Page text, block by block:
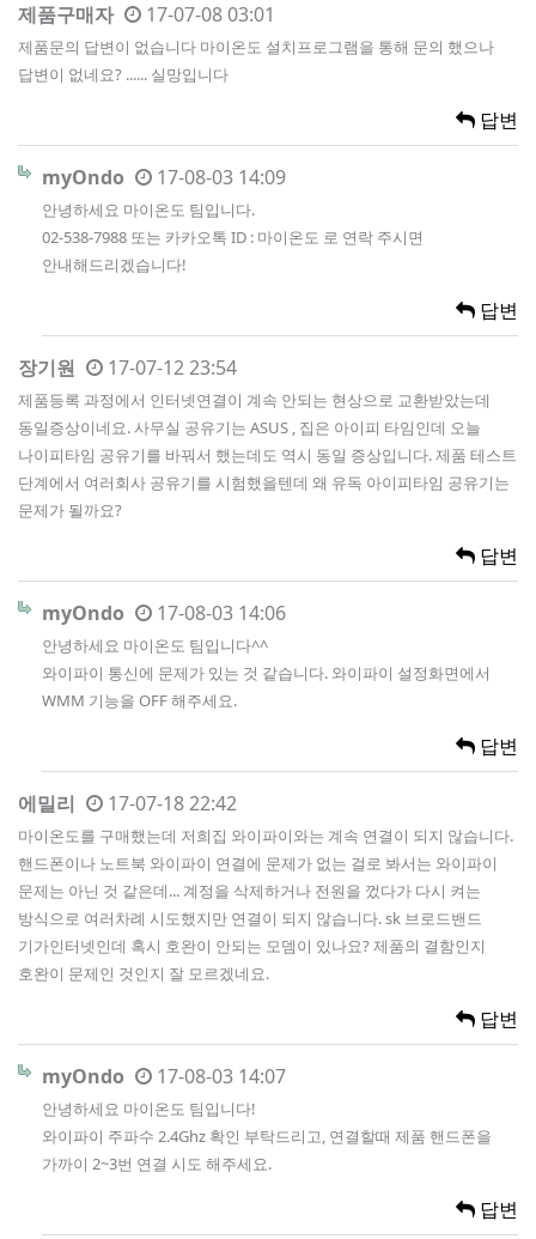
제품구매자 17-07-08 03:01
제품문의 답변이 없습니다 마이온도 설치프로그램을 통해 문의 했으나
답변이 없네요? ...... 실망입니다
답변
myOndo 17-08-03 14:09
안녕하세요 마이온도 팀입니다.
02-538-7988 또는 카카오톡 ID : 마이온도 로 연락 주시면
안내해드리겠습니다!
답변
장기원 17-07-12 23:54
제품등록 과정에서 인터넷연결이 계속 안되는 현상으로 교환받았는데
동일증상이네요. 사무실 공유기는 ASUS , 집은 아이피 타임인데 오늘
나이피타임 공유기를 바꿔서 했는데도 역시 동일 증상입니다. 제품 테스트
단계에서 여러회사 공유기를 시험했을텐데 왜 유독 아이피타임 공유기는
문제가 될까요?
답변
myOndo 17-08-03 14:06
안녕하세요 마이온도 팀입니다^^
와이파이 통신에 문제가 있는 것 같습니다. 와이파이 설정화면에서
WMM 기능을 OFF 해주세요.
답변
에밀리 17-07-18 22:42
마이온도를 구매했는데 저희집 와이파이와는 계속 연결이 되지 않습니다.
핸드폰이나 노트북 와이파이 연결에 문제가 없는 걸로 봐서는 와이파이
문제는 아닌 것 같은데... 계정을 삭제하거나 전원을 껐다가 다시 켜는
방식으로 여러차례 시도했지만 연결이 되지 않습니다. sk 브로드밴드
기가인터넷인데 혹시 호완이 안되는 모뎀이 있나요? 제품의 결함인지
호완이 문제인 것인지 잘 모르겠네요.
답변
myOndo 17-08-03 14:07
안녕하세요 마이온도 팀입니다!
와이파이 주파수 2.4Ghz 확인 부탁드리고, 연결할때 제품 핸드폰을
가까이 2~3번 연결 시도 해주세요.
답변